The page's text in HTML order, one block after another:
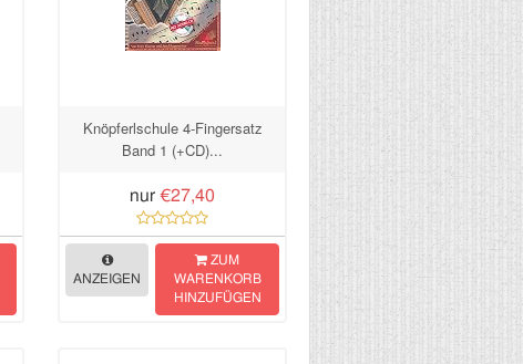
Knöpferlschule 4-Fingersatz
Band 1 (+CD)...
nur €27,40
ANZEIGEN
ZUM
WARENKORB
HINZUFÜGEN